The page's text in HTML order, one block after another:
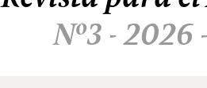
Nº3 - 2026